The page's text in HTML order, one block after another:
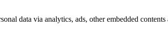
data via analytics, ads, other embedded contents